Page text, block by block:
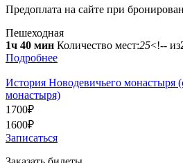
Предоплата на сайте при
Пешеходная
1ч 40 мин Количество мест:25<!-- из
Подробнее
История Новодевичьего монастыря
монастыря)
1700₽
1600₽
Записаться